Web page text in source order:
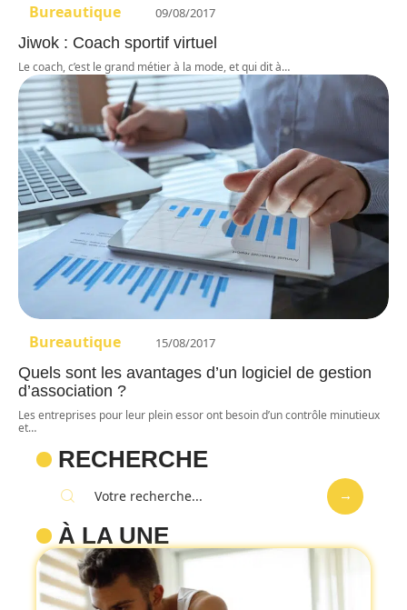
Bureautique 09/08/2017
Jiwok : Coach sportif virtuel
Le coach, c’est le grand métier à la mode, et qui dit à…
Bureautique 15/08/2017
Quels sont les avantages d’un logiciel de gestion
d’association ?
Les entreprises pour leur plein essor ont besoin d’un contrôle minutieux
et…
RECHERCHE
À LA UNE